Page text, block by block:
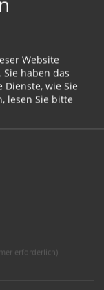
und
KONTAKT
Website
haben das
wie Sie
lesen Sie bitte
erforderlich)